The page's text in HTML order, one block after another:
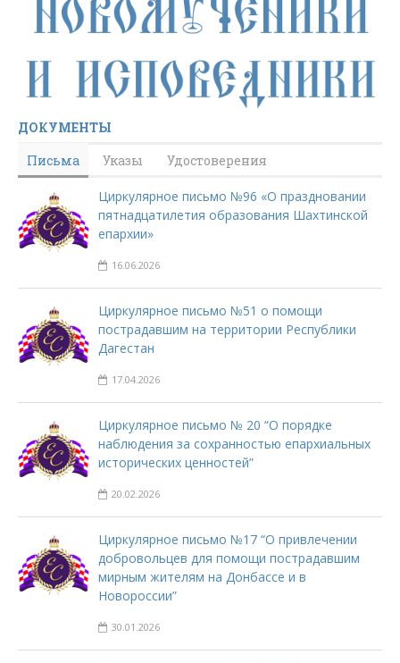
ДОКУМЕНТЫ
Письма
Указы Удостоверения
Циркулярное письмо №96 «О праздновании
пятнадцатилетия образования Шахтинской
епархии»
16.06.2026
Циркулярное письмо №51 о помощи
пострадавшим на территории Республики
Дагестан
17.04.2026
Циркулярное письмо № 20 “О порядке
наблюдения за сохранностью епархиальных
исторических ценностей”
20.02.2026
Циркулярное письмо №17 “О привлечении
добровольцев для помощи пострадавшим
мирным жителям на Донбассе и в
Новороссии”
30.01.2026